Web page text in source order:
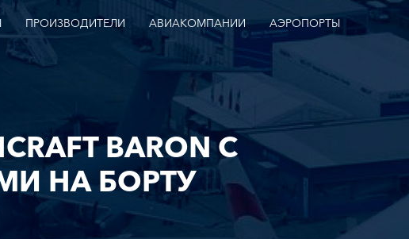
ПРОИЗВОДИТЕЛИ АВИАКОМПАНИИ АЭРОПОРТЫ
BARON С
НА БОРТУ